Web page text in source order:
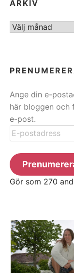
ARKIV
ARKIV
Ange din e-
här bloggen och
e-post.
E-
postadress
Gör som 270